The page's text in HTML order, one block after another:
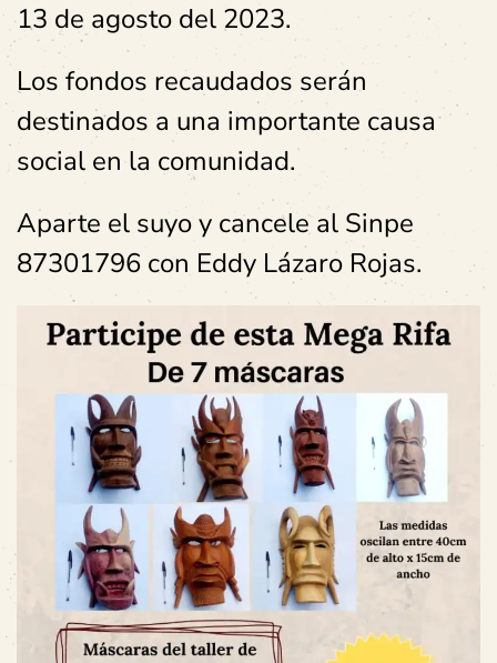
13 de agosto del 2023.
Los fondos recaudados serán
destinados a una importante causa
social en la comunidad.
Aparte el suyo y cancele al Sinpe
87301796 con Eddy Lázaro Rojas.